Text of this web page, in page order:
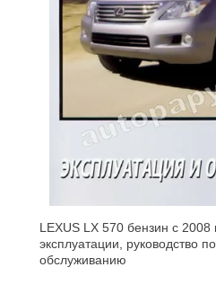
LEXUS LX 570 бензин с 2008
эксплуатации, руководство
обслуживанию